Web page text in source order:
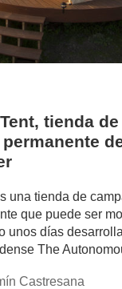
tienda
una tienda de
que puede ser
unos días
The
Castresana